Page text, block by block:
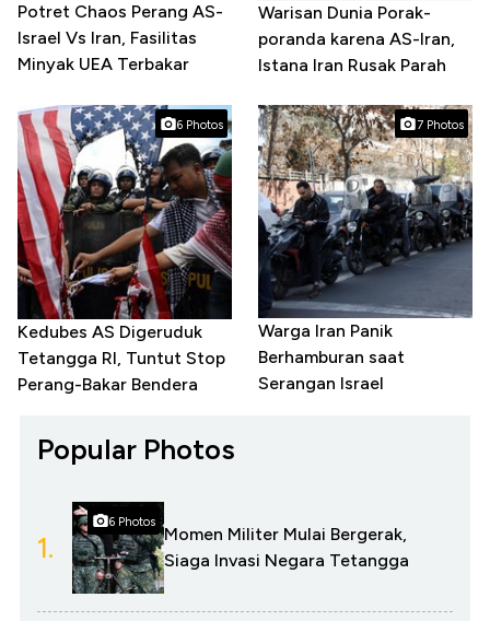
Potret Chaos Perang AS-
Israel Vs Iran, Fasilitas
Minyak UEA Terbakar
Warisan Dunia Porak-
poranda karena AS-Iran,
Istana Iran Rusak Parah
6 Photos
Kedubes AS Digeruduk
Tetangga RI, Tuntut Stop
Perang-Bakar Bendera
7 Photos
Warga Iran Panik
Berhamburan saat
Serangan Israel
Popular Photos
1.
6 Photos
Momen Militer Mulai Bergerak,
Siaga Invasi Negara Tetangga